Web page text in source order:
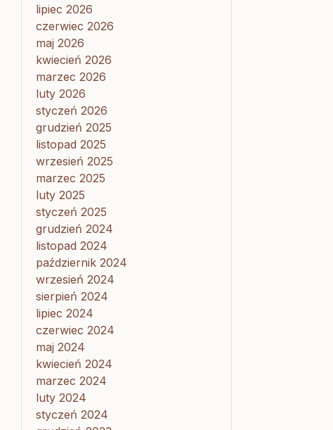
lipiec 2026
czerwiec 2026
maj 2026
kwiecień 2026
marzec 2026
luty 2026
styczeń 2026
grudzień 2025
listopad 2025
wrzesień 2025
marzec 2025
luty 2025
styczeń 2025
grudzień 2024
listopad 2024
październik 2024
wrzesień 2024
sierpień 2024
lipiec 2024
czerwiec 2024
maj 2024
kwiecień 2024
marzec 2024
luty 2024
styczeń 2024